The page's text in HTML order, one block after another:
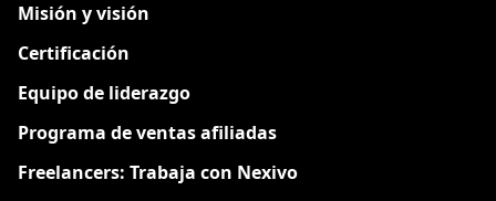
Misión y visión
Certificación
Equipo de liderazgo
Programa de ventas afiliadas
Freelancers: Trabaja con Nexivo